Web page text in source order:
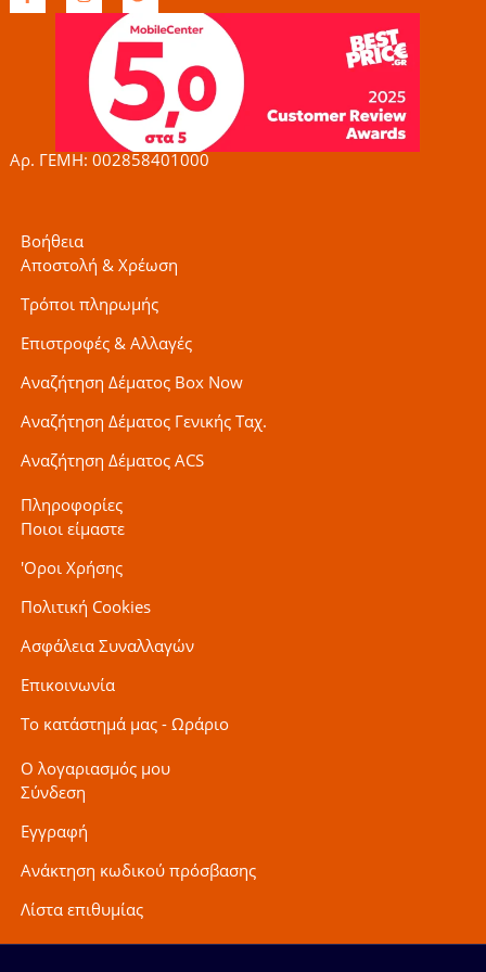
c s
g
r
a
m
t
t
e
r
Αρ. ΓΕΜΗ: 002858401000
Βοήθεια
Αποστολή & Χρέωση
Τρόποι πληρωμής
Επιστροφές & Αλλαγές
Αναζήτηση Δέματος Box Now
Αναζήτηση Δέματος Γενικής Ταχ.
Αναζήτηση Δέματος ACS
Πληροφορίες
Ποιοι είμαστε
'Οροι Χρήσης
Πολιτική Cookies
Ασφάλεια Συναλλαγών
Επικοινωνία
Το κατάστημά μας - Ωράριο
Ο λογαριασμός μου
Σύνδεση
Εγγραφή
Ανάκτηση κωδικού πρόσβασης
Λίστα επιθυμίας